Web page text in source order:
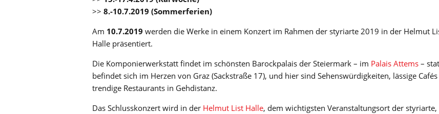
>> 8.-10.7.2019 (Sommerferien)
Am 10.7.2019 werden die Werke in einem Konzert im Rahmen der styriarte 2019 in der Helmut
Halle präsentiert.
Die Komponierwerkstatt findet im schönsten Barockpalais der Steiermark – im Palais Attems –
befindet sich im Herzen von Graz (Sackstraße 17), und hier sind Sehenswürdigkeiten, lässige
trendige Restaurants in Gehdistanz.
Das Schlusskonzert wird in der Helmut List Halle, dem wichtigsten Veranstaltungsort der